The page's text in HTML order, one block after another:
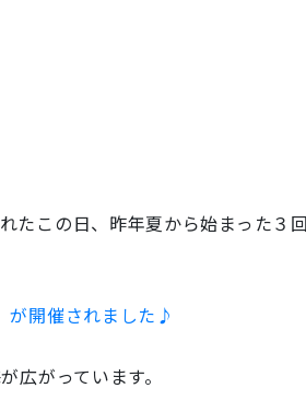
たこの日、昨年夏から始まった３
が開催されました♪
がっています。